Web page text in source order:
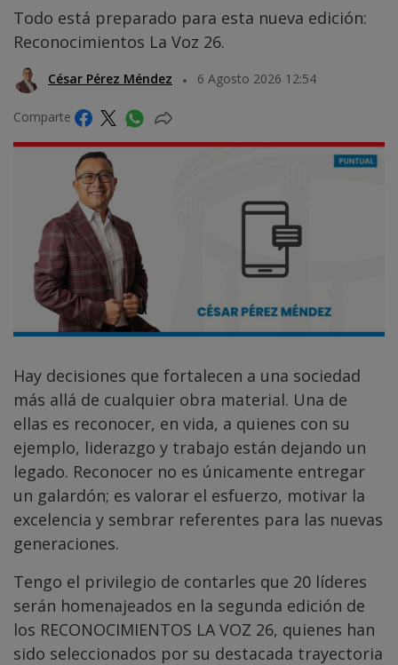
Todo está preparado para esta nueva edición:
Reconocimientos La Voz 26.
César Pérez Méndez 6 Agosto 2026 12:54
Comparte
Hay decisiones que fortalecen a una sociedad
más allá de cualquier obra material. Una de
ellas es reconocer, en vida, a quienes con su
ejemplo, liderazgo y trabajo están dejando un
legado. Reconocer no es únicamente entregar
un galardón; es valorar el esfuerzo, motivar la
excelencia y sembrar referentes para las nuevas
generaciones.
Tengo el privilegio de contarles que 20 líderes
serán homenajeados en la segunda edición de
los RECONOCIMIENTOS LA VOZ 26, quienes han
sido seleccionados por su destacada trayectoria